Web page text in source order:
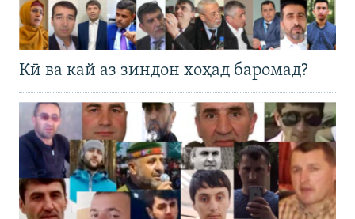
Кӣ ва кай аз зиндон хоҳад баромад?